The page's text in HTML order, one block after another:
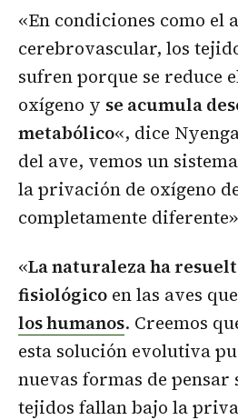
«En condiciones como el
cerebrovascular, los
sufren porque se reduce
oxígeno y se acumula
metabólico«, dice
del ave, vemos un
la privación de oxígeno
completamente
«La naturaleza ha
fisiológico en las aves
los humanos. Creemos
esta solución evolutiva
nuevas formas de pensar
tejidos fallan bajo la